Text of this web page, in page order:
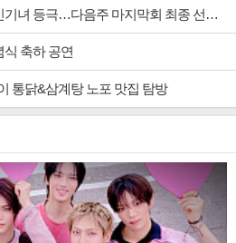
등극…다음주 마지막회 최종 선택 예고
식 축하 공연
통닭&삼계탕 노포 맛집 탐방